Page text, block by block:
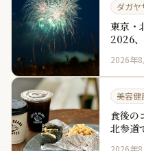
ダガヤ
東京・
2026
2026年8
美容健
食後の
北参道